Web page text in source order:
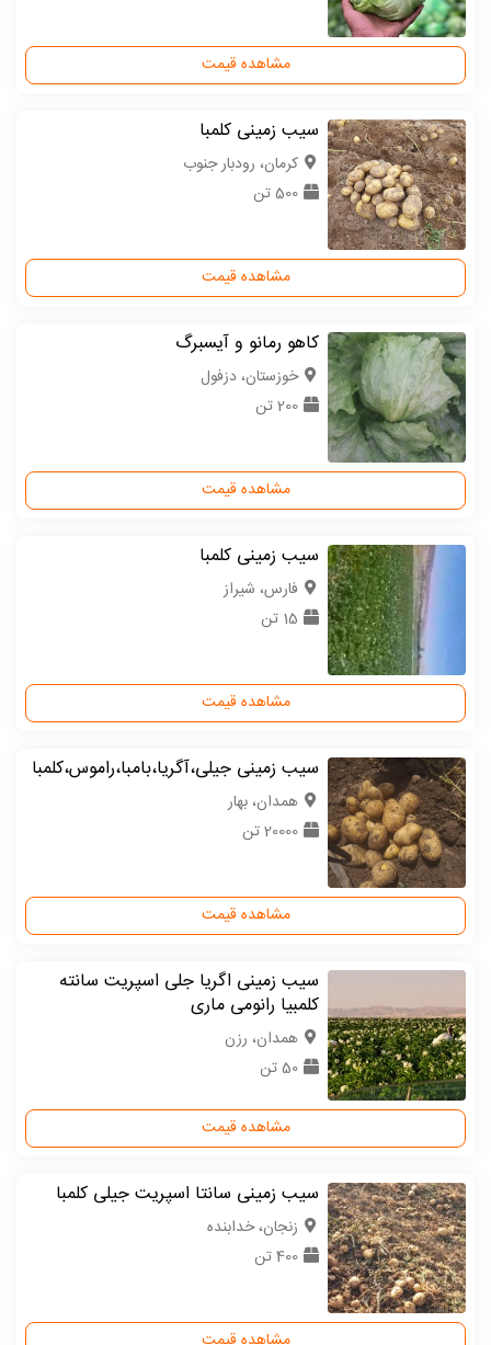
مشاهده قیمت
سیب زمینی کلمبا
كرمان، رودبار جنوب
500 تن
مشاهده قیمت
کاهو رمانو و آیسبرگ
خوزستان، دزفول
200 تن
مشاهده قیمت
سیب زمینی کلمبا
فارس، شیراز
15 تن
مشاهده قیمت
سیب زمینی جیلی،آگریا،بامبا،راموس،کلمبا
همدان، بهار
20000 تن
مشاهده قیمت
سیب زمینی اگریا جلی اسپریت سانته
کلمبیا رانومی ماری
همدان، رزن
50 تن
مشاهده قیمت
سیب زمینی سانتا اسپریت جیلی کلمبا
زنجان، خدابنده
400 تن